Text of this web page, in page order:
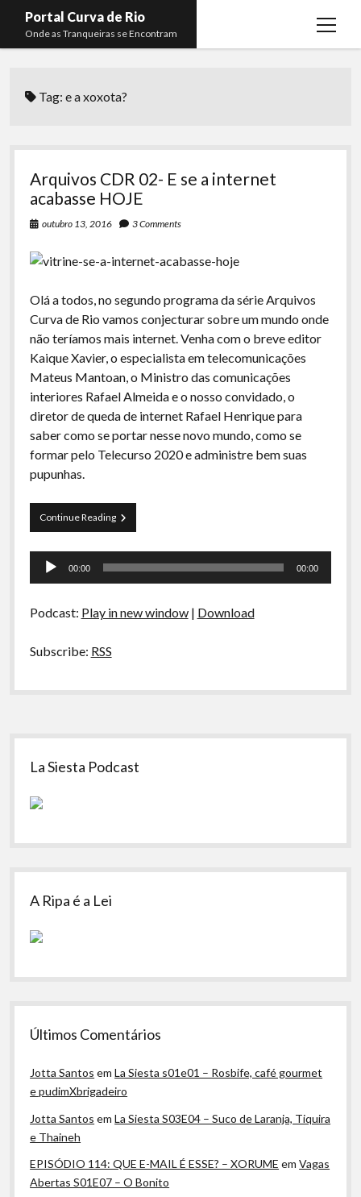
Portal Curva de Rio
Onde as Tranqueiras se Encontram
open
menu
Curva de Rio
Komos
La Siesta Podcast
Arquivo CDR
Papo Tranqueira
A Ripa É a Lei
Especiais
Preliminares
Membros
Lucas Oliveira
Kaique Xavier
Tag:e a xoxota?
Arquivos CDR 02- E se a internet
acabasse HOJE
outubro 13, 2016 3 Comments
Olá a todos, no segundo programa da série Arquivos
Curva de Rio vamos conjecturar sobre um mundo onde
não teríamos mais internet. Venha com o breve editor
Kaique Xavier, o especialista em telecomunicações
Mateus Mantoan, o Ministro das comunicações
interiores Rafael Almeida e o nosso convidado, o
diretor de queda de internet Rafael Henrique para
saber como se portar nesse novo mundo, como se
formar pelo Telecurso 2020 e administre bem suas
pupunhas.
Continue ReadingArquivos
CDR
se
acabasse
Tocador
00:00 00:00
Podcast: Play in new window| Download
Subscribe: RSS
Sidebar
La Siesta Podcast
A Ripa é a Lei
Últimos Comentários
Jotta Santos emLa Siesta s01e01 – Rosbife, café gourmet
e pudimXbrigadeiro
Jotta Santos emLa Siesta S03E04 – Suco de Laranja, Tiquira
e Thaineh
EPISÓDIO 114: QUE E-MAIL É ESSE? – XORUME emVagas
Abertas S01E07 – O Bonito